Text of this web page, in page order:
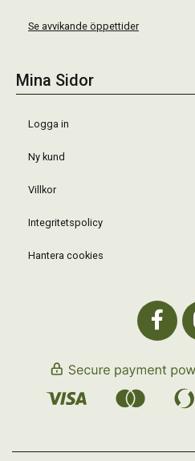
Se avvikande öppettider
Mina Sidor
Logga in
Ny kund
Villkor
Integritetspolicy
Hantera cookies